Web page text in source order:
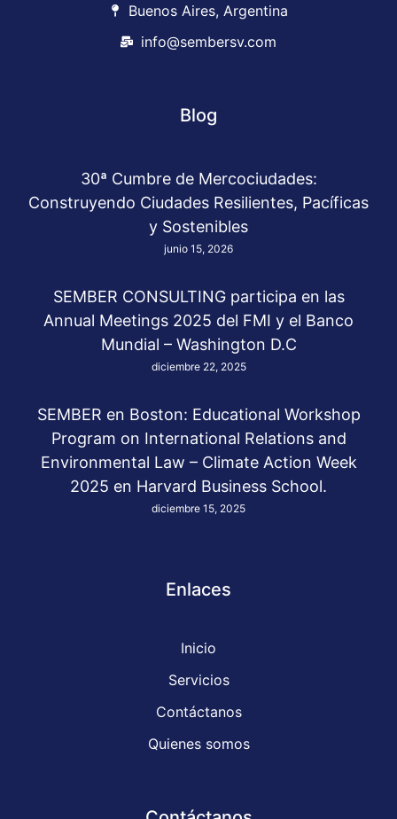
Buenos Aires, Argentina
info@sembersv.com
Blog
30ª Cumbre de Mercociudades:
Construyendo Ciudades Resilientes, Pacíficas
y Sostenibles
junio 15, 2026
SEMBER CONSULTING participa en las
Annual Meetings 2025 del FMI y el Banco
Mundial – Washington D.C
diciembre 22, 2025
SEMBER en Boston: Educational Workshop
Program on International Relations and
Environmental Law – Climate Action Week
2025 en Harvard Business School.
diciembre 15, 2025
Enlaces
Inicio
Servicios
Contáctanos
Quienes somos